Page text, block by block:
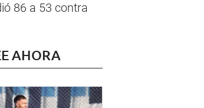
86 a 53 contra
AHORA